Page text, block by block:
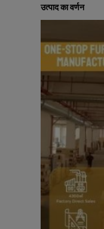
उत्पाद का वर्णन